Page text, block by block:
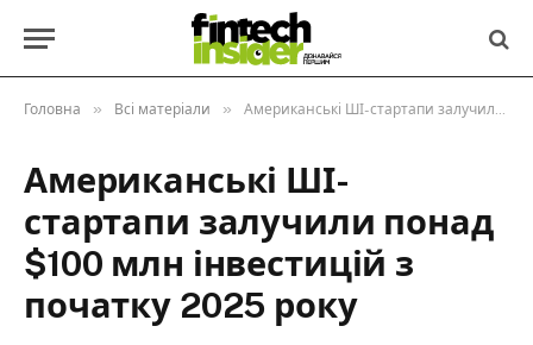
Головна » Всі матеріали » Американські ШІ-стартапи залучили понад $100 млн інвестицій з початку 2025 року
Американські ШІ-
стартапи залучили понад
$100 млн інвестицій з
початку 2025 року